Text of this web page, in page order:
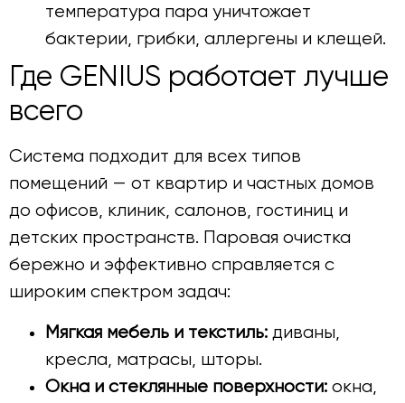
температура пара уничтожает
бактерии, грибки, аллергены и клещей.
Где GENIUS работает лучше
всего
Система подходит для всех типов
помещений — от квартир и частных домов
до офисов, клиник, салонов, гостиниц и
детских пространств. Паровая очистка
бережно и эффективно справляется с
широким спектром задач:
Мягкая мебель и текстиль: диваны,
кресла, матрасы, шторы.
Окна и стеклянные поверхности: окна,